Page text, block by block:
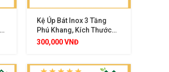
Kệ Úp Bát Inox 3 Tầng
Phú Khang, Kích Thước
42x61x25cm, Đa Năng
300,000VNĐ